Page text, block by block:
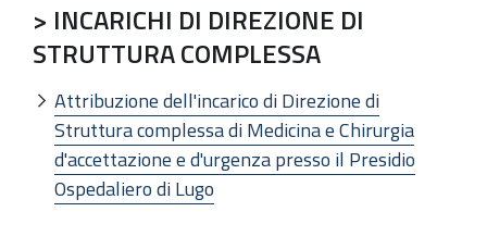
> INCARICHI DI DIREZIONE DI
STRUTTURA COMPLESSA
Attribuzione dell'incarico di Direzione di
Struttura complessa di Medicina e Chirurgia
d'accettazione e d'urgenza presso il Presidio
Ospedaliero di Lugo